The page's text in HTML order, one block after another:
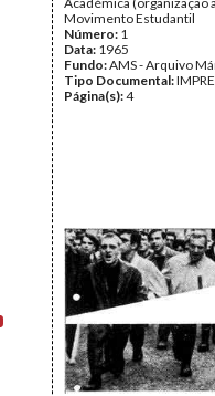
Movimento Estudantil
Número: 1
Data: 1965
Fundo:AMS - Arquivo
Tipo Documental:
Página(s):4